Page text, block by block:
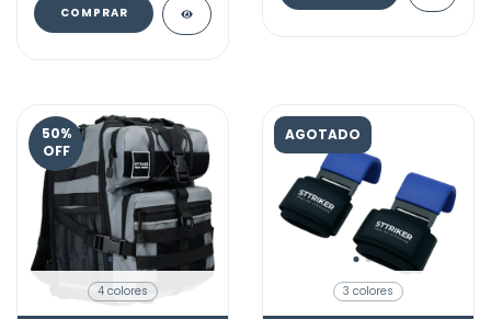
COMPRAR
50%
OFF
4 colores
AGOTADO
3 colores